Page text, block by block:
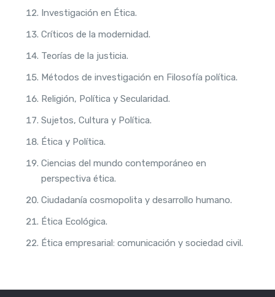
Investigación en Ética.
Críticos de la modernidad.
Teorías de la justicia.
Métodos de investigación en Filosofía política.
Religión, Política y Secularidad.
Sujetos, Cultura y Política.
Ética y Política.
Ciencias del mundo contemporáneo en
perspectiva ética.
Ciudadanía cosmopolita y desarrollo humano.
Ética Ecológica.
Ética empresarial: comunicación y sociedad civil.